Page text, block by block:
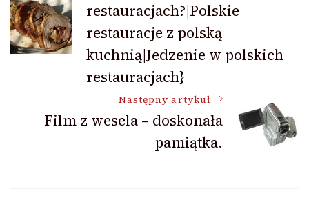
wpisurestauracjach?|Polskie
restauracje z polską
kuchnią|Jedzenie w polskich
restauracjach}
Następny artykuł
Film z wesela – doskonała
pamiątka.